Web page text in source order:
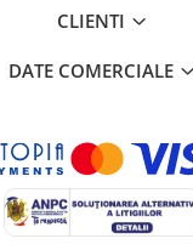
CLIENTI
DATE COMERCIALE